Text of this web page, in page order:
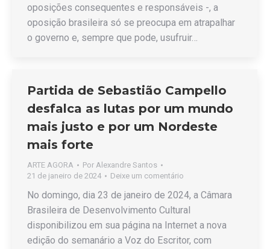
oposições consequentes e responsáveis -, a
oposição brasileira só se preocupa em atrapalhar
o governo e, sempre que pode, usufruir…
Partida de Sebastião Campello
desfalca as lutas por um mundo
mais justo e por um Nordeste
mais forte
ARTE AGORA Por Alexandre Santos
21 de janeiro de 2024
Deixe um comentário
No domingo, dia 23 de janeiro de 2024, a Câmara
Brasileira de Desenvolvimento Cultural
disponibilizou em sua página na Internet a nova
edição do semanário a Voz do Escritor, com